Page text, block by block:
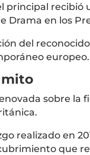
principal recibió
Drama en los
del
europeo.
mito
sobre la
realizado en
que